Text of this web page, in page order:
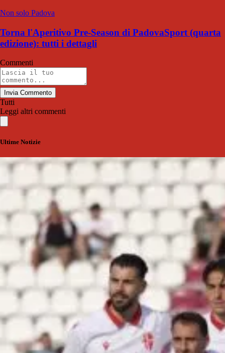
Non solo Padova
Torna l'Aperitivo Pre-Season di PadovaSport (quarta
edizione): tutti i dettagli
Commenti
Invia Commento
Tutti
Leggi altri commenti
Ultime Notizie